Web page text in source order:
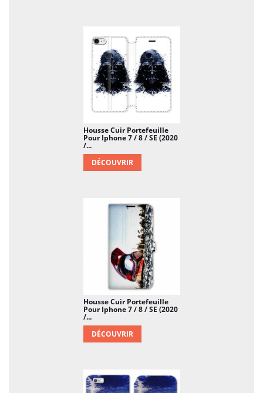
Housse Cuir Portefeuille
Pour Iphone 7 / 8 / SE (2020
/...
DÉCOUVRIR
Housse Cuir Portefeuille
Pour Iphone 7 / 8 / SE (2020
/...
DÉCOUVRIR